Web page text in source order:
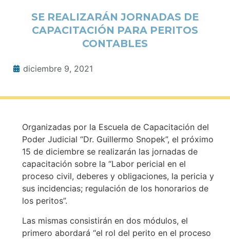
SE REALIZARÁN JORNADAS DE
CAPACITACIÓN PARA PERITOS
CONTABLES
diciembre 9, 2021
Organizadas por la Escuela de Capacitación del
Poder Judicial “Dr. Guillermo Snopek”, el próximo
15 de diciembre se realizarán las jornadas de
capacitación sobre la “Labor pericial en el
proceso civil, deberes y obligaciones, la pericia y
sus incidencias; regulación de los honorarios de
los peritos”.
Las mismas consistirán en dos módulos, el
primero abordará “el rol del perito en el proceso